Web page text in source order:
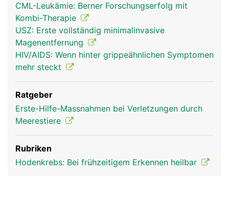
CML-Leukämie: Berner Forschungserfolg mit
Kombi-Therapie
USZ: Erste vollständig minimalinvasive
Magenentfernung
HIV/AIDS: Wenn hinter grippeähnlichen Symptomen
mehr steckt
Ratgeber
Erste-Hilfe-Massnahmen bei Verletzungen durch
Meerestiere
Rubriken
Hodenkrebs: Bei frühzeitigem Erkennen heilbar